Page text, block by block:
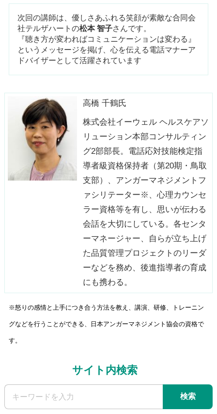
次回の講師は、優しさあふれる笑顔が素敵な合同会
社テルザハートの松本 智子さんです。
『聴き方が変わればコミュニケーションは変わる』
というメッセージを掲げ、心を伝える電話マナーア
ドバイザーとして活躍されています
高橋 千鶴氏
株式会社イーウェル ヘルスケアソ
リューション本部コンサルティン
グ2部部長。電話応対技能検定指
導者級資格保持者（第20期・鳥取
支部）、アンガーマネジメントフ
ァシリテーター※、心理カウンセ
ラー資格等を有し、思いが伝わる
会話を大切にしている。各センタ
ーマネージャー、自らが立ち上げ
た品質管理プロジェクトのリーダ
ーなどを務め、後進指導者の育成
にも携わる。
※怒りの感情と上手につき合う方法を教え、講演、研修、トレーニン
グなどを行うことができる、日本アンガーマネジメント協会の資格で
す。
サイト内検索
検索